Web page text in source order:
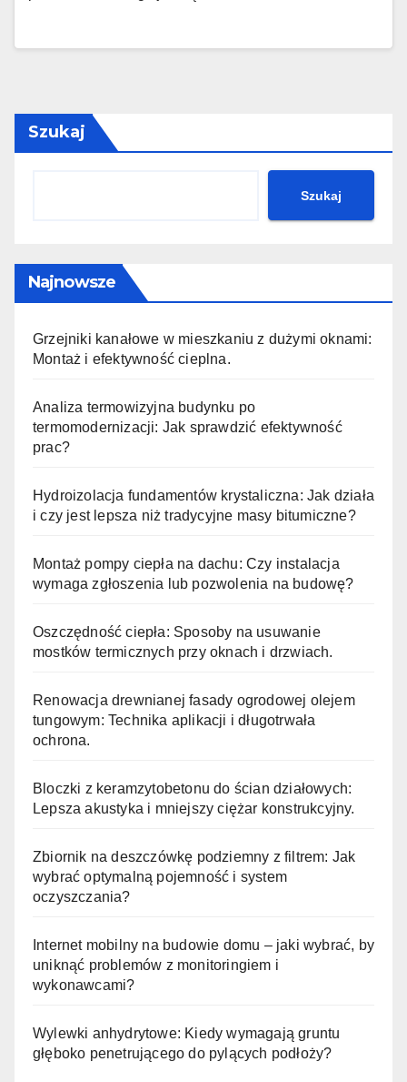
Szukaj
Szukaj
Najnowsze
Grzejniki kanałowe w mieszkaniu z dużymi oknami:
Montaż i efektywność cieplna.
Analiza termowizyjna budynku po
termomodernizacji: Jak sprawdzić efektywność
prac?
Hydroizolacja fundamentów krystaliczna: Jak działa
i czy jest lepsza niż tradycyjne masy bitumiczne?
Montaż pompy ciepła na dachu: Czy instalacja
wymaga zgłoszenia lub pozwolenia na budowę?
Oszczędność ciepła: Sposoby na usuwanie
mostków termicznych przy oknach i drzwiach.
Renowacja drewnianej fasady ogrodowej olejem
tungowym: Technika aplikacji i długotrwała
ochrona.
Bloczki z keramzytobetonu do ścian działowych:
Lepsza akustyka i mniejszy ciężar konstrukcyjny.
Zbiornik na deszczówkę podziemny z filtrem: Jak
wybrać optymalną pojemność i system
oczyszczania?
Internet mobilny na budowie domu – jaki wybrać, by
uniknąć problemów z monitoringiem i
wykonawcami?
Wylewki anhydrytowe: Kiedy wymagają gruntu
głęboko penetrującego do pylących podłoży?